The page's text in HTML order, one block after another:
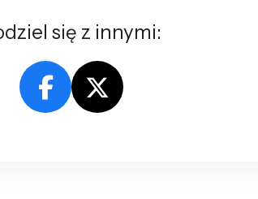
się z innymi: